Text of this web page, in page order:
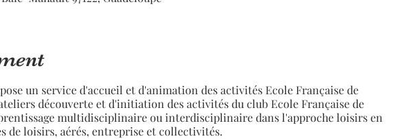
un service d'accueil et d'animation des activités Ecole Française de
découverte et d'initiation des activités du club Ecole Française de
multidisciplinaire ou interdisciplinaire dans l'approche loisirs en
de loisirs, aérés, entreprise et collectivités.